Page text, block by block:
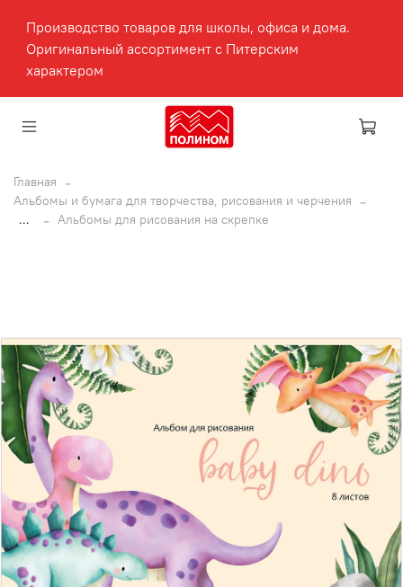
Производство товаров для школы, офиса и дома.
Оригинальный ассортимент с Питерским
характером
Главная
Альбомы и бумага для творчества, рисования и черчения
...
Альбомы для рисования на скрепке